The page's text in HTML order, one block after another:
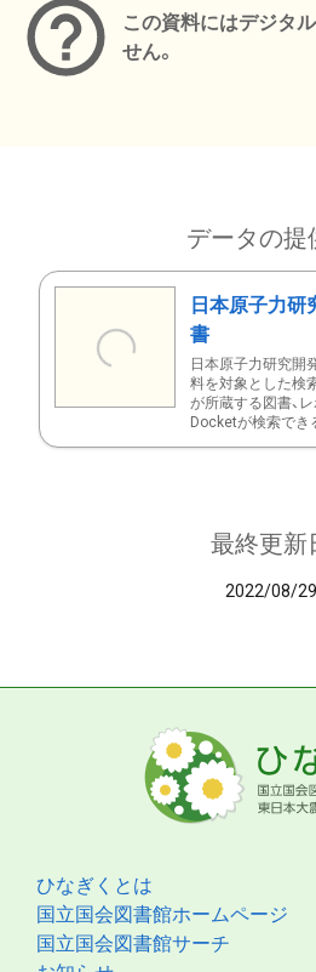
この資料にはデジタ
せん。
データの提
日本原子力研
書
日本原子力研究開
料を対象とした検
が所蔵する図書、レ
Docketが検索でき
最終更新
2022/08/29
ひなぎくとは
国立国会図書館ホームページ
国立国会図書館サーチ